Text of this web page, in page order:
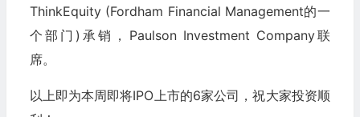
ThinkEquity (Fordham Financial Management的一
个部门)承销，Paulson Investment Company联
席。
以上即为本周即将IPO上市的6家公司，祝大家投资顺